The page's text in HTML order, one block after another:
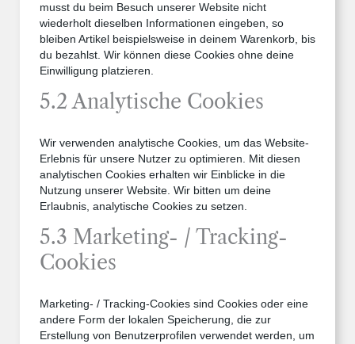
musst du beim Besuch unserer Website nicht
wiederholt dieselben Informationen eingeben, so
bleiben Artikel beispielsweise in deinem Warenkorb, bis
du bezahlst. Wir können diese Cookies ohne deine
Einwilligung platzieren.
5.2 Analytische Cookies
Wir verwenden analytische Cookies, um das Website-
Erlebnis für unsere Nutzer zu optimieren. Mit diesen
analytischen Cookies erhalten wir Einblicke in die
Nutzung unserer Website. Wir bitten um deine
Erlaubnis, analytische Cookies zu setzen.
5.3 Marketing- / Tracking-
Cookies
Marketing- / Tracking-Cookies sind Cookies oder eine
andere Form der lokalen Speicherung, die zur
Erstellung von Benutzerprofilen verwendet werden, um